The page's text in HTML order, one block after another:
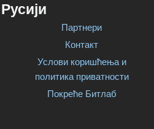
Партнери
Контакт
Услови коришћења и
политика приватности
Покреће Битлаб